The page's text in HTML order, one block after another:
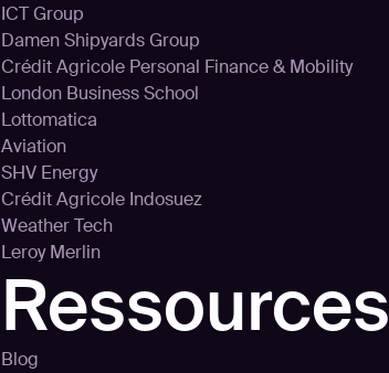
ICT Group
Damen Shipyards Group
Crédit Agricole Personal Finance & Mobility
London Business School
Lottomatica
Aviation
SHV Energy
Crédit Agricole Indosuez
Weather Tech
Leroy Merlin
Ressources
Blog